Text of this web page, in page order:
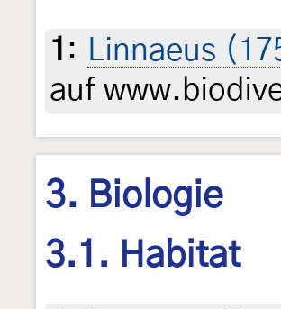
1 : Linnaeus
auf
3. Biologie
3.1. Habitat